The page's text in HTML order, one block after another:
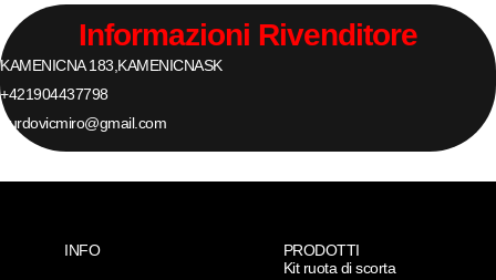
Informazioni Rivenditore
KAMENICNA 183, KAMENICNASK
+421904437798
durdovicmiro@gmail.com
INFO
PRODOTTI
Kit ruota di scorta